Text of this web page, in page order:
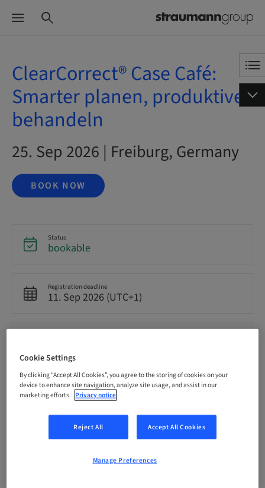
ClearCorrect® Case Café:
Smarter planen, produktiver
behandeln
25. Sep 2026 | Freiburg, Germany
BOOK NOW
Status
bookable
Registration deadline
11. Sep 2026 (UTC+1)
Language
German
Cookie Settings
By clicking “Accept All Cookies”, you agree to the storing of cookies on your
device to enhance site navigation, analyze site usage, and assist in our
marketing efforts. Privacy notice
Reject All Accept All Cookies
Manage Preferences